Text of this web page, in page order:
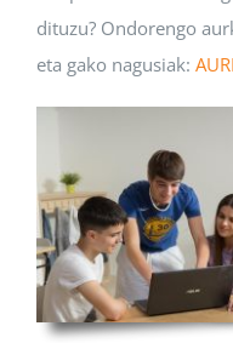
dituzu? Ondorengo
eta gako nagusiak: